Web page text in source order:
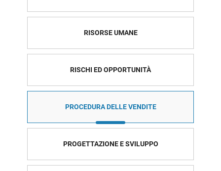
RISORSE UMANE
RISCHI ED OPPORTUNITÀ
PROCEDURA DELLE VENDITE
PROGETTAZIONE E SVILUPPO